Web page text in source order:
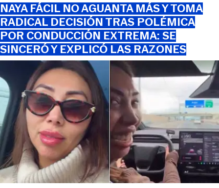
NAYA FÁCIL NO AGUANTA MÁS Y TOMA
RADICAL DECISIÓN TRAS POLÉMICA
POR CONDUCCIÓN EXTREMA: SE
SINCERÓ Y EXPLICÓ LAS RAZONES